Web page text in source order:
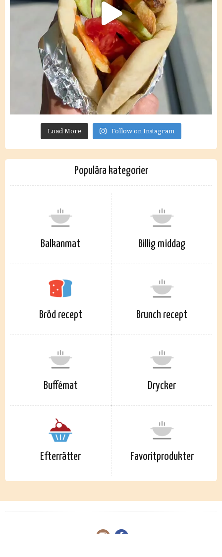
Load More Follow on Instagram
Populära kategorier
Balkanmat Billig middag
Bröd recept Brunch recept
Buffémat Drycker
Efterrätter Favoritprodukter